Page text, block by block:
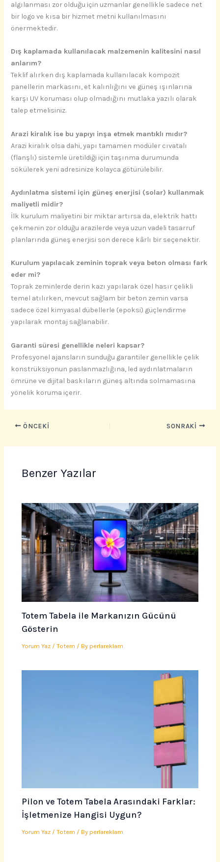
algılanması zor olduğu için uzmanlar genellikle sadece net
bir logo ve kısa bir hizmet metni kullanılmasını
önermektedir.
Dış kaplamada kullanılacak malzemenin kalitesini nasıl
anlarım?
Teklif alırken dış kaplamada kullanılacak kompozit
panellerin markasını, et kalınlığını ve güneş ışınlarına
karşı UV koruması olup olmadığını mutlaka yazılı olarak
talep etmelisiniz.
Arazi kiralık ise bu yapıyı inşa etmek mantıklı mıdır?
Arazi kiralık olsa dahi, yapı tamamen modüler cıvatalı
(flanşlı) sistemle üretildiği için taşınma durumunda
sökülerek yeni adresinize kolayca götürülebilir.
Aydınlatma sistemi için güneş enerjisi (solar) kullanmak
maliyetli midir?
İlk kurulum maliyetini bir miktar artırsa da, elektrik hattı
çekmenin zor olduğu arazilerde veya uzun vadeli tasarruf
planlarında güneş enerjisi son derece kârlı bir seçenektir.
Kurulum yapılacak zeminin toprak veya beton olması fark
eder mi?
Toprak zeminlerde derin kazı yapılarak özel hasır çelikli
temel atılırken, mevcut sağlam bir beton zemin varsa
sadece özel kimyasal dübellerle (epoksi) güçlendirme
yapılarak montaj sağlanabilir.
Garanti süresi genellikle neleri kapsar?
Profesyonel ajansların sunduğu garantiler genellikle çelik
konstrüksiyonun paslanmazlığına, led aydınlatmaların
ömrüne ve dijital baskıların güneş altında solmamasına
yönelik koruma içerir.
ÖNCEKI SONRAKI
Benzer Yazılar
Totem Tabela ile Markanızın Gücünü
Gösterin
Yorum Yaz /Totem / Byperlareklam
Pilon ve Totem Tabela Arasındaki Farklar:
İşletmenize Hangisi Uygun?
Yorum Yaz /Totem / Byperlareklam